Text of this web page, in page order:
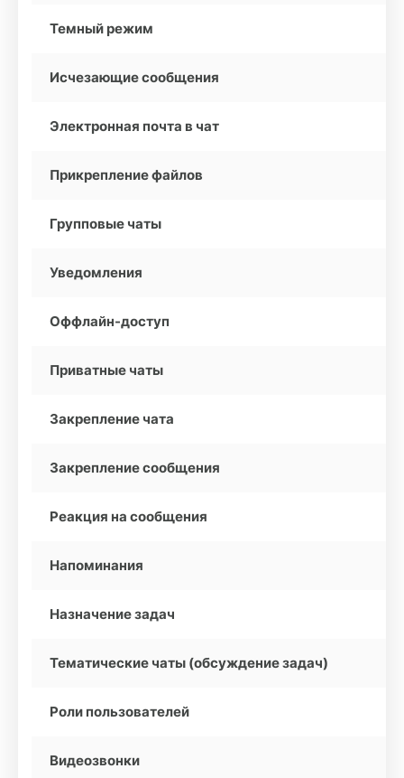
Темный режим
Исчезающие сообщения
Электронная почта в чат
Прикрепление файлов
Групповые чаты
Уведомления
Оффлайн-доступ
Приватные чаты
Закрепление чата
Закрепление сообщения
Реакция на сообщения
Напоминания
Назначение задач
Тематические чаты (обсуждение задач)
Роли пользователей
Видеозвонки